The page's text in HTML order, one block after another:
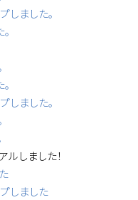
しました。
しました。
しました！
しました